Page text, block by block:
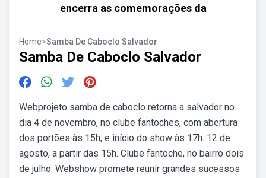
encerra as comemorações da
Home>Samba De Caboclo Salvador
Samba De Caboclo Salvador
Webprojeto samba de caboclo retorna a salvador no
dia 4 de novembro, no clube fantoches, com abertura
dos portões às 15h, e início do show às 17h. 12 de
agosto, a partir das 15h. Clube fantoche, no bairro dois
de julho. Webshow promete reunir grandes sucessos